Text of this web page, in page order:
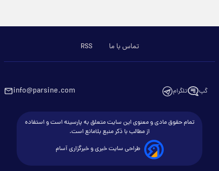
تماس با ما RSS
گپ تلگرام info@parsine.com
تمام حقوق مادی و معنوی این سایت متعلق به پارسینه است و استفاده
از مطالب با ذکر منبع بلامانع است.
طراحی سایت خبری و خبرگزاری آسام